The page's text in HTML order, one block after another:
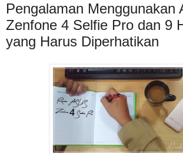
Pengalaman Menggunakan
Zenfone 4 Selfie Pro dan 9
yang Harus Diperhatikan